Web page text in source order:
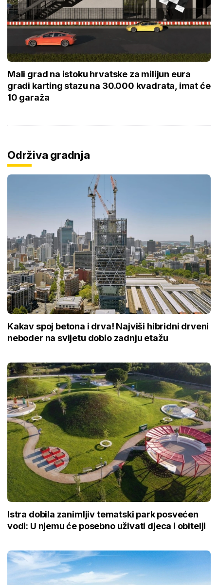
Mali grad na istoku hrvatske za milijun eura
gradi karting stazu na 30.000 kvadrata, imat će
10 garaža
Održiva gradnja
Kakav spoj betona i drva! Najviši hibridni drveni
neboder na svijetu dobio zadnju etažu
Istra dobila zanimljiv tematski park posvećen
vodi: U njemu će posebno uživati djeca i obitelji